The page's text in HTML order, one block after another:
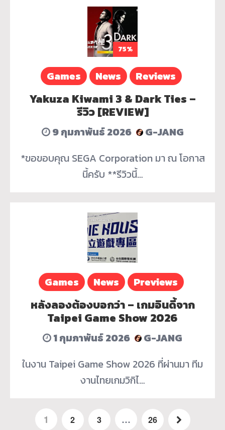
75%
Games News Reviews
Yakuza Kiwami 3 & Dark Ties –
รีวิว [REVIEW]
9 กุมภาพันธ์ 2026
G-JANG
*ขอขอบคุณ SEGA Corporation มา ณ โอกาส
นี้ครับ **รีวิวนี้…
Games News Previews
หลังลองต้องบอกว่า – เกมอินดี้จาก
Taipei Game Show 2026
1 กุมภาพันธ์ 2026
G-JANG
ในงาน Taipei Game Show 2026 ที่ผ่านมา ทีม
งานไทยเกมวิกิไ…
1 2 3 … 26